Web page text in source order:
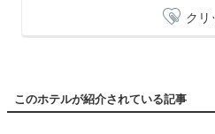
クリ
このホテルが紹介されている記事